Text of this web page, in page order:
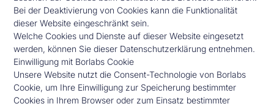
Bei der Deaktivierung von Cookies kann die Funktionalität
dieser Website eingeschränkt sein.
Welche Cookies und Dienste auf dieser Website eingesetzt
werden, können Sie dieser Datenschutzerklärung entnehmen.
Einwilligung mit Borlabs Cookie
Unsere Website nutzt die Consent-Technologie von Borlabs
Cookie, um Ihre Einwilligung zur Speicherung bestimmter
Cookies in Ihrem Browser oder zum Einsatz bestimmter